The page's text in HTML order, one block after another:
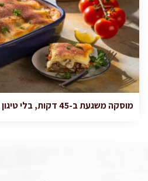
מוסקה משגעת ב-45 דקות, בלי טיגון שמכביד